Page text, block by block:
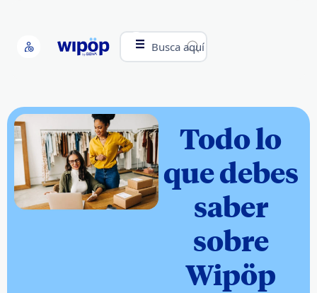
Busca aquí
Todo lo
que debes
saber
sobre
Wipöp